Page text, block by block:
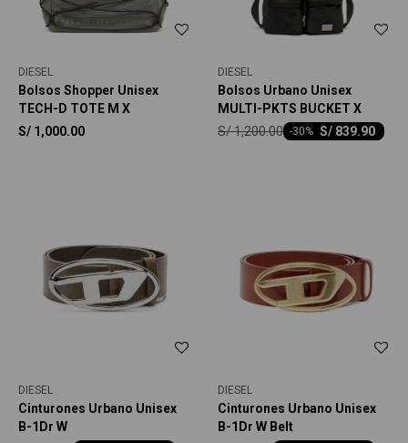
DIESEL
Bolsos Shopper Unisex
TECH-D TOTE M X
S/ 1,000.00
DIESEL
Bolsos Urbano Unisex
MULTI-PKTS BUCKET X
S/ 839.90
-30
S/1,200.00
DIESEL
Cinturones Urbano Unisex
B-1Dr W
DIESEL
Cinturones Urbano Unisex
B-1Dr W Belt